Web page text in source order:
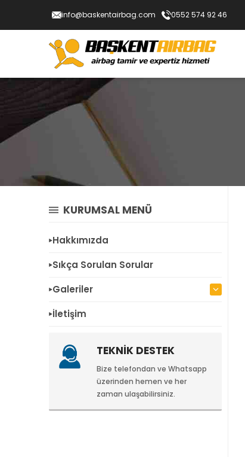
info@baskentairbag.com 0552 574 92 46
KURUMSAL MENÜ
Hakkımızda
Sıkça Sorulan Sorular
Galeriler
İletişim
TEKNİK DESTEK
Bize telefondan ve Whatsapp
üzerinden hemen ve her
zaman ulaşabilirsiniz.